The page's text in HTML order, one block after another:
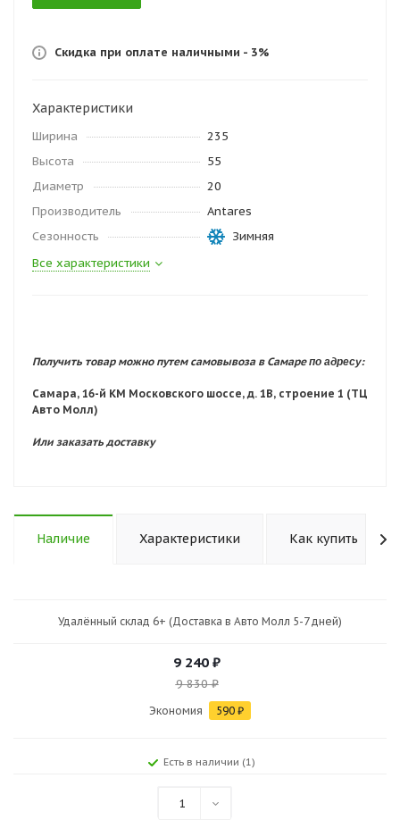
Скидка при оплате наличными - 3%
Характеристики
Ширина
235
Высота
55
Диаметр
20
Производитель
Antares
Сезонность
Зимняя
Все характеристики
Получить товар можно путем самовывоза в Самарепо адресу:
Самара, 16-й КМ Московского шоссе, д. 1В, строение 1 (ТЦ
Авто Молл)
Или заказать доставку
Наличие Характеристики Как купить
Удалённый склад 6+ (Доставка в Авто Молл 5-7 дней)
9 240 ₽
9 830₽
Экономия 590 ₽
Есть в наличии (1)
1